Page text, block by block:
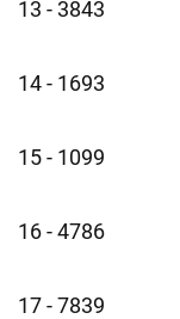
13 - 3843
14 - 1693
15 - 1099
16 - 4786
17 - 7839